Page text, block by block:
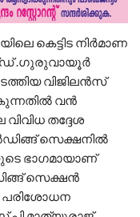
കെട്ടിട നിർമാണ
.ഗുരുവായൂര്‍
വിജിലൻസ്
വന്‍
തദ്ദേശ
സെക്ഷനില്‍
ഭാഗമായാണ്
സെക്ഷന്‍
പരിശോധന